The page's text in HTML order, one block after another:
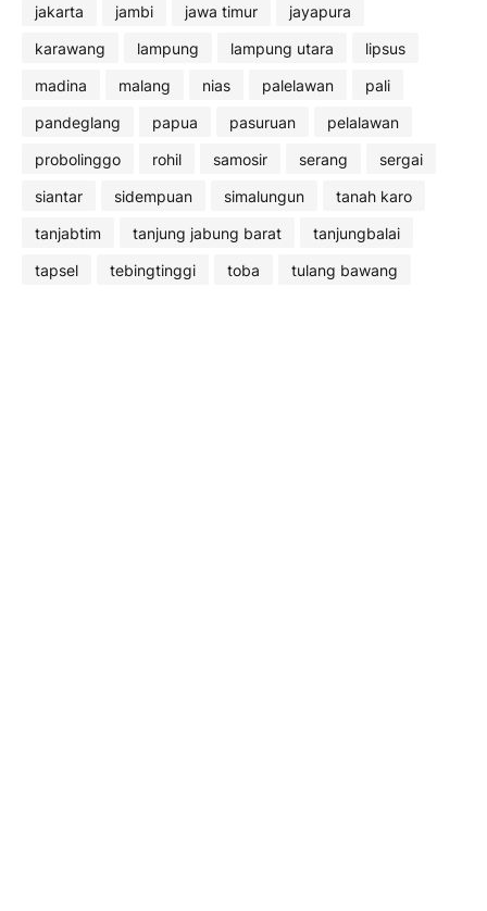
jakarta
jambi jawa timur
jayapura
karawang
lampung lampung utara
lipsus
madina
malang nias palelawan
pali
pandeglang
papua pasuruan
pelalawan
probolinggo
rohil samosir serang
sergai
siantar
sidempuan simalungun
tanah karo
tanjabtim
tanjung jabung barat
tanjungbalai
tapsel
tebingtinggi toba tulang bawang